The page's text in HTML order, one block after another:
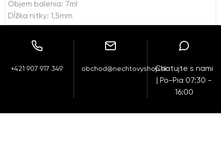
Objem balenia: 7ml
Dĺžka nitky: 1,5mm
+421 907 917 349 obchod@nechtovyshop.skChatujte s nami
| Po-Pia 07:30 -
16:00